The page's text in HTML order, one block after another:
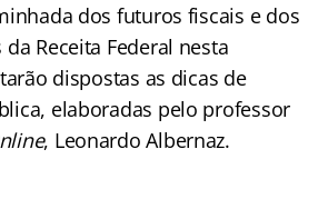
dos futuros fiscais e dos
Receita Federal nesta
dispostas as dicas de
elaboradas pelo professor
, Leonardo Albernaz.